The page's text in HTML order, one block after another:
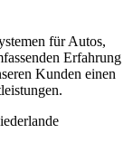
für Autos,
Erfahrung
Kunden einen